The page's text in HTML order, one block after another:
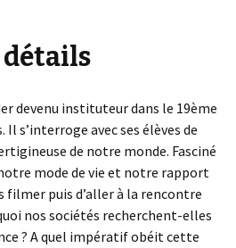
détails
devenu instituteur dans le 19ème
s’interroge avec ses élèves de
de notre monde. Fasciné
mode de vie et notre rapport
filmer puis d’aller à la rencontre
nos sociétés recherchent-elles
? A quel impératif obéit cette